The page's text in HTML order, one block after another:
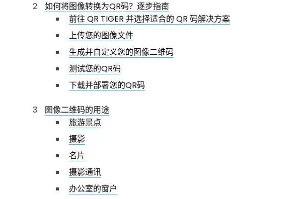
如何将图像转换为QR码？逐步指南
前往 QR TIGER 并选择适合的 QR 码解决方案
上传您的图像文件
生成并自定义您的图像二维码
测试您的QR码
下载并部署您的QR码
图像二维码的用途
旅游景点
摄影
名片
摄影通讯
办公室的窗户